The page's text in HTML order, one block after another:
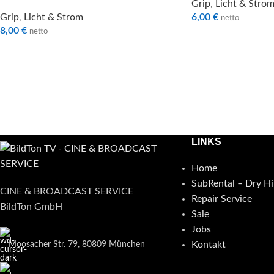
Grip, Licht & Strom
8,00 € netto
Grip, Licht & Strom
6,00 € netto
CINE & BROADCAST SERVICE
BildTon GmbH
Moosacher Str. 79, 80809 München
LINKS
Home
SubRental – Dry
Repair Service
Sale
Jobs
Kontakt